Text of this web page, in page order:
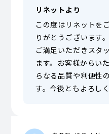
リネットより
この度はリネットを
りがとうございます
ご満足いただきスタ
ます。お客様からい
らなる品質や利便性
す。今後ともよろし